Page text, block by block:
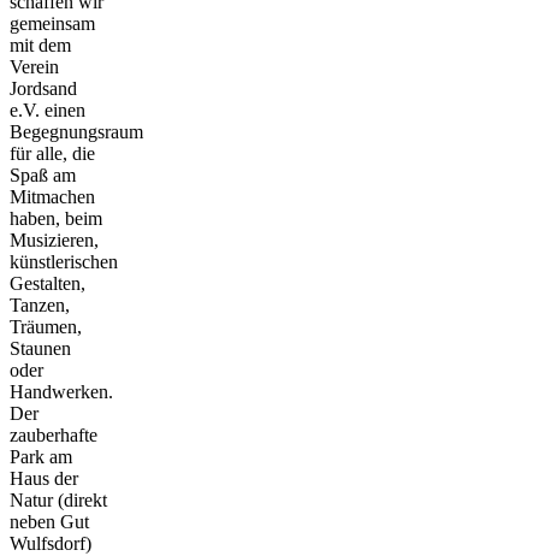
gemeinsam
mit dem
Verein
Jordsand
e.V. einen
Begegnungsraum
für alle, die
Spaß am
Mitmachen
haben, beim
Musizieren,
künstlerischen
Gestalten,
Tanzen,
Träumen,
Staunen
oder
Handwerken.
Der
zauberhafte
Park am
Haus der
Natur (direkt
neben Gut
Wulfsdorf)